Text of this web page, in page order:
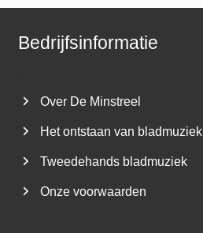
Bedrijfsinformatie
Over De Minstreel
Het ontstaan van bladmuziek
Tweedehands bladmuziek
Onze voorwaarden